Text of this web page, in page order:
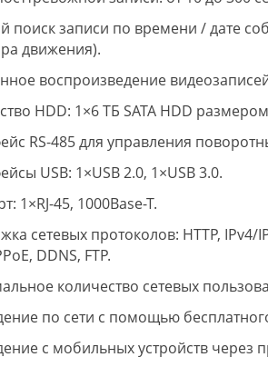
поиск записи по времени / дате
движения).
воспроизведение
HDD: 1×6 ТБ SATA HDD
RS-485 для управления
USB: 1×USB 2.0, 1×USB 3.0.
1×RJ-45, 1000Base-T.
сетевых протоколов: HTTP, IPv4/
DDNS, FTP.
количество сетевых
по сети с помощью
с мобильных устройств через